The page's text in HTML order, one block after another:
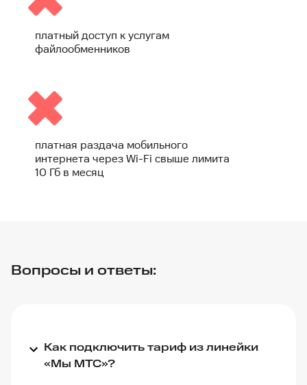
платный доступ к услугам
файлообменников
платная раздача мобильного
интернета через Wi-Fi свыше лимита
10 Гб в месяц
Вопросы и ответы:
Как подключить тариф из линейки
«Мы МТС»?